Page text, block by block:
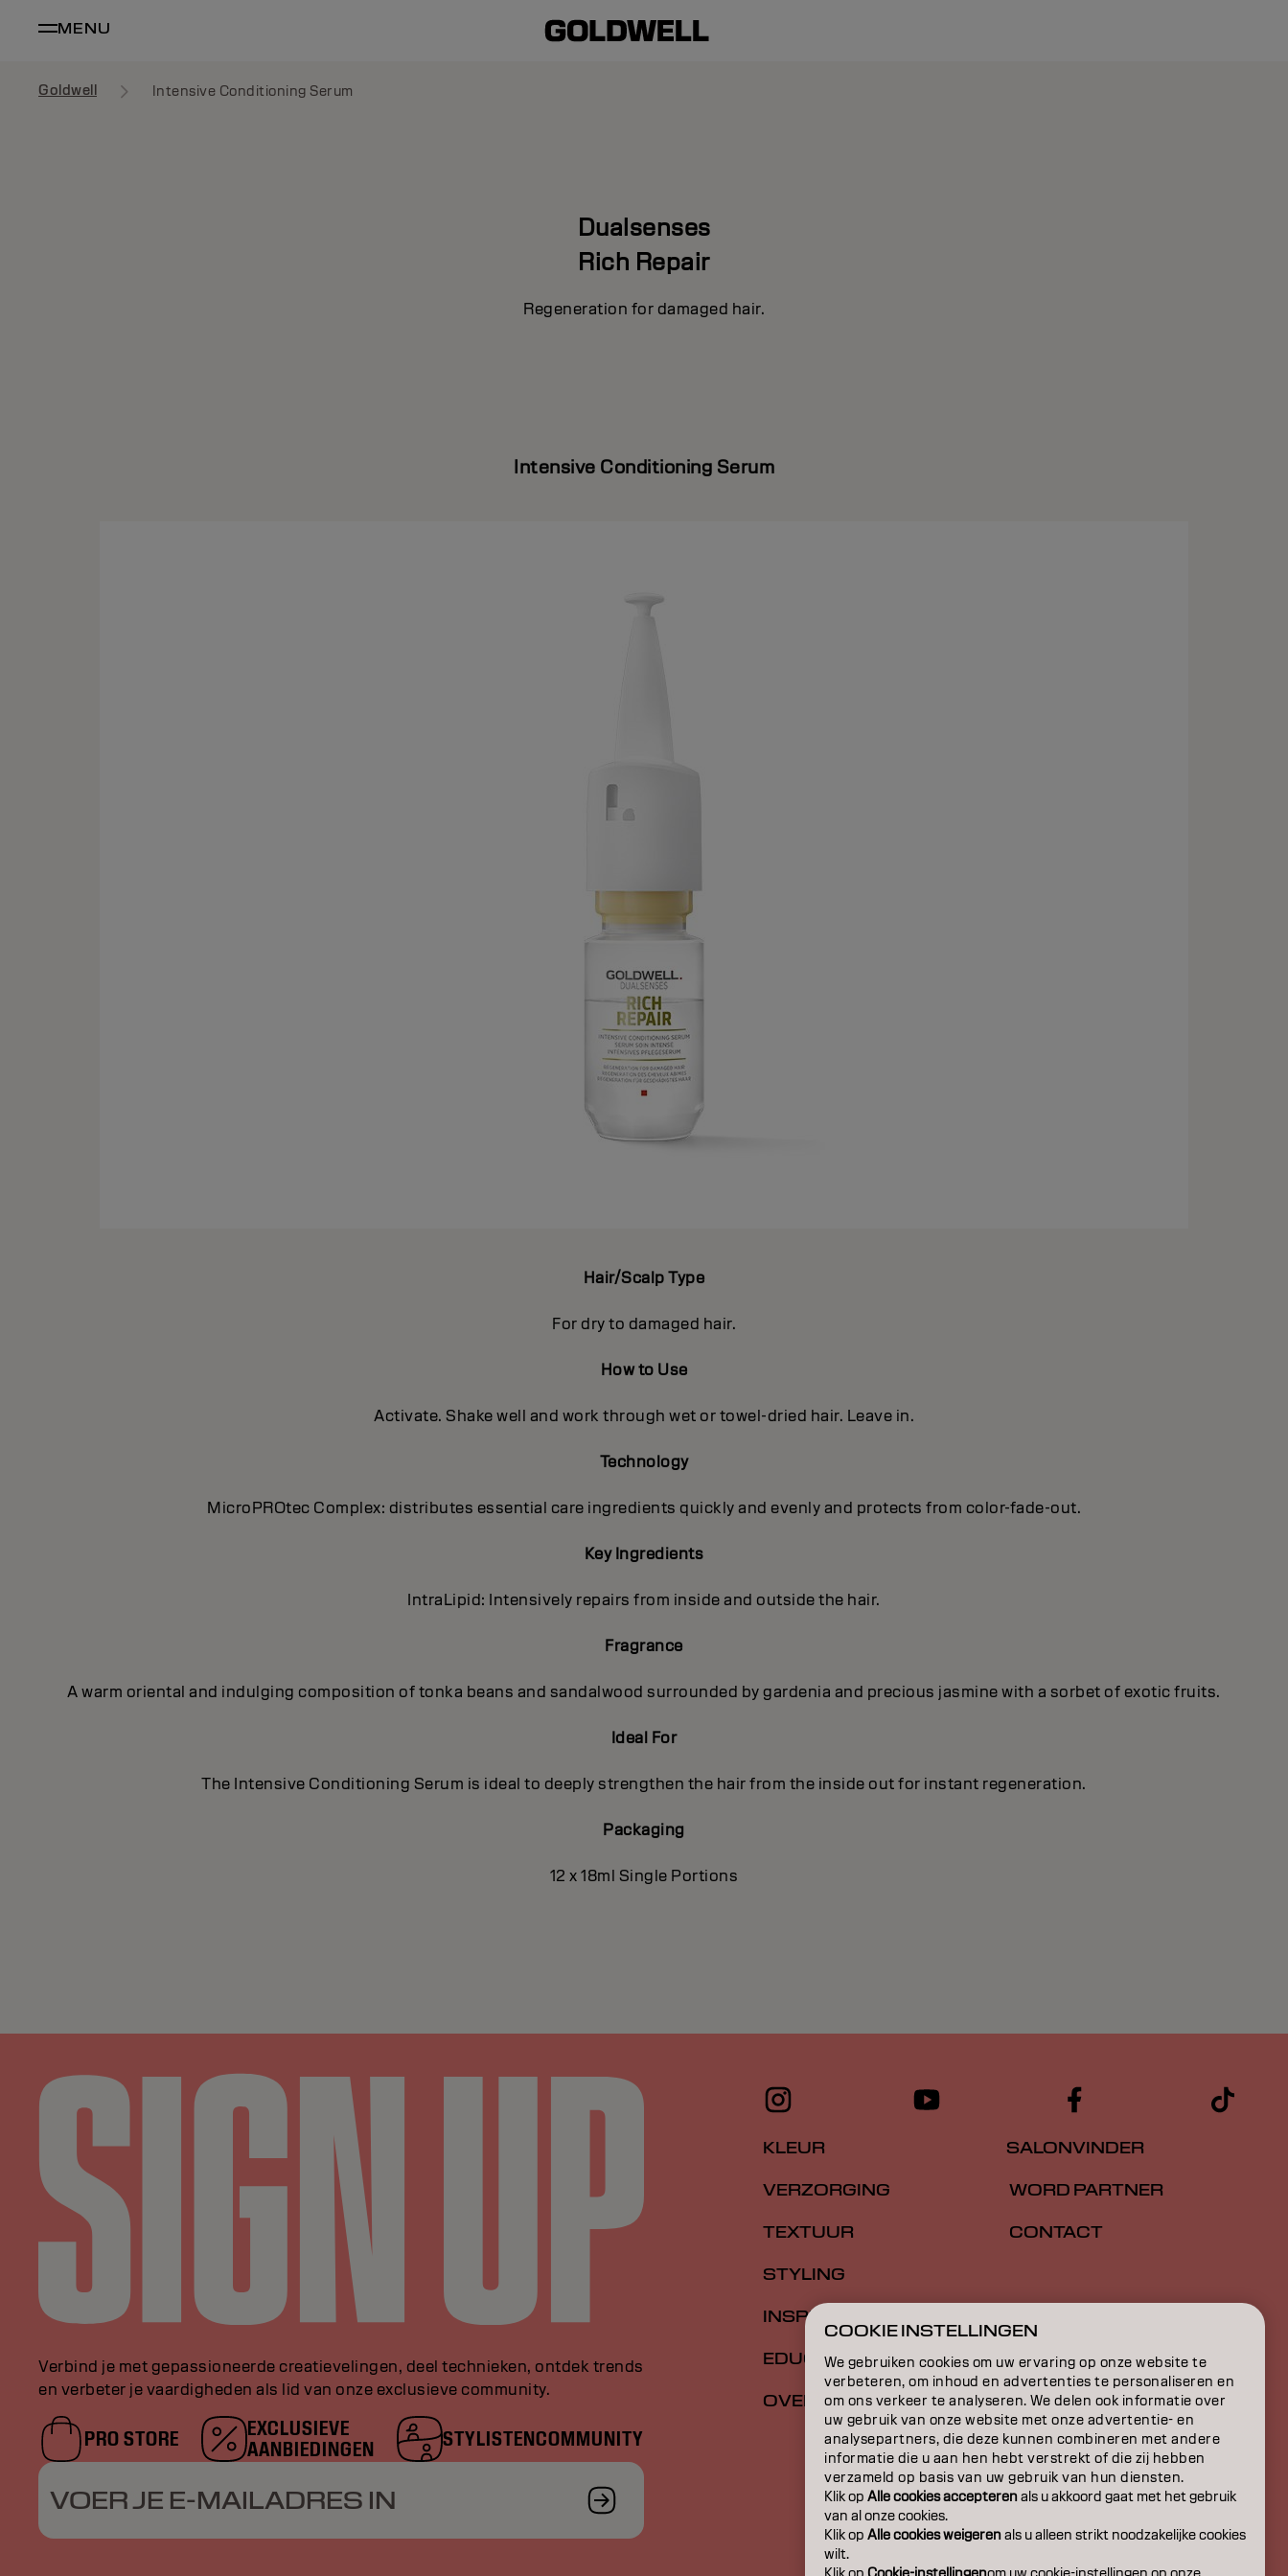
MENU
Goldwell Intensive Conditioning Serum
Dualsenses
Rich Repair
Regeneration for damaged hair.
Intensive Conditioning Serum
Hair/Scalp Type
For dry to damaged hair.
How to Use
Activate. Shake well and work through wet or towel-dried hair. Leave in.
Technology
MicroPROtec Complex: distributes essential care ingredients quickly and evenly and protects from color-fade-out.
Key Ingredients
IntraLipid: Intensively repairs from inside and outside the hair.
Fragrance
A warm oriental and indulging composition of tonka beans and sandalwood surrounded by gardenia and precious jasmine with a sorbet of exotic fruits.
Ideal For
The Intensive Conditioning Serum is ideal to deeply strengthen the hair from the inside out for instant regeneration.
Packaging
12 x 18ml Single Portions
Verbind je met gepassioneerde creatievelingen, deel technieken, ontdek trends
en verbeter je vaardigheden als lid van onze exclusieve community.
PRO STORE
EXCLUSIEVE
AANBIEDINGEN
STYLISTENCOMMUNITY
VOER JE E-MAILADRES IN
KLEUR
VERZORGING
TEXTUUR
STYLING
INSPIRATIE
EDUCATION
OVER
SALONVINDER
WORD PARTNER
CONTACT
COOKIE INSTELLINGEN
We gebruiken cookies om uw ervaring op onze website te
verbeteren, om inhoud en advertenties te personaliseren en
om ons verkeer te analyseren. We delen ook informatie over
uw gebruik van onze website met onze advertentie- en
analysepartners, die deze kunnen combineren met andere
informatie die u aan hen hebt verstrekt of die zij hebben
verzameld op basis van uw gebruik van hun diensten.
Klik op Alle cookies accepterenals u akkoord gaat met het gebruik
van al onze cookies.
Klik op Alle cookies weigerenals u alleen strikt noodzakelijke cookies
wilt.